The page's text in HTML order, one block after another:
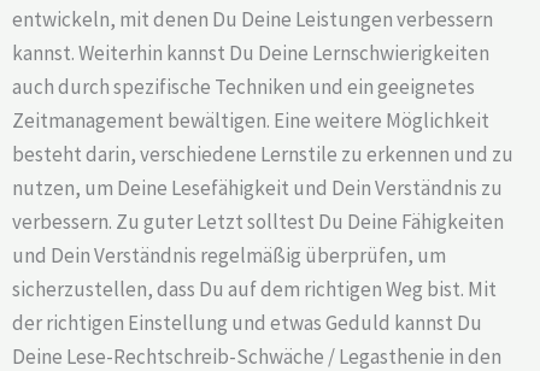
entwickeln, mit denen Du Deine Leistungen verbessern
kannst. Weiterhin kannst Du Deine Lernschwierigkeiten
auch durch spezifische Techniken und ein geeignetes
Zeitmanagement bewältigen. Eine weitere Möglichkeit
besteht darin, verschiedene Lernstile zu erkennen und zu
nutzen, um Deine Lesefähigkeit und Dein Verständnis zu
verbessern. Zu guter Letzt solltest Du Deine Fähigkeiten
und Dein Verständnis regelmäßig überprüfen, um
sicherzustellen, dass Du auf dem richtigen Weg bist. Mit
der richtigen Einstellung und etwas Geduld kannst Du
Deine Lese-Rechtschreib-Schwäche / Legasthenie in den